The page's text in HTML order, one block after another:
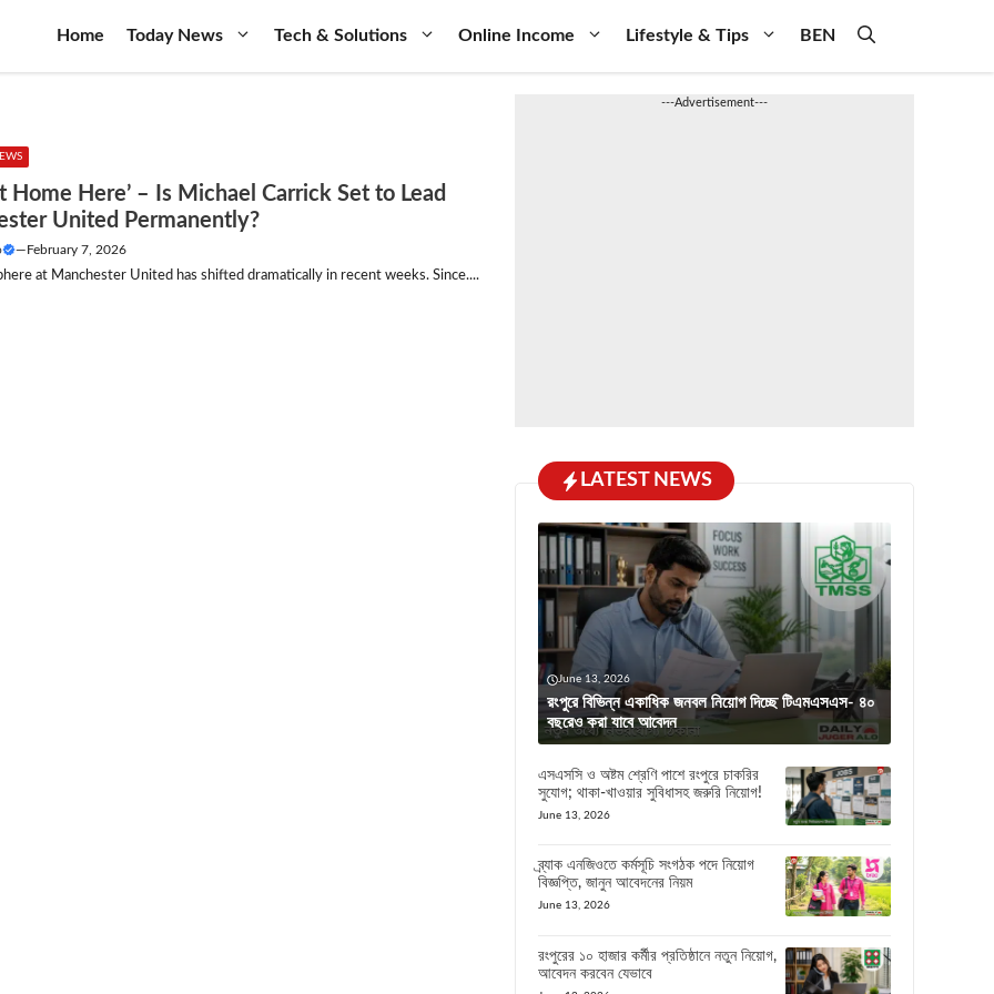
Home Today News Tech & Solutions Online Income Lifestyle & Tips BEN
Home Here’ – Is Michael Carrick Set to Lead
United Permanently?
—February 7, 2026
at Manchester United has shifted dramatically in recent weeks. Since....
---Advertisement---
LATEST NEWS
June 13, 2026
রংপুরে বিভিন্ন একাধিক জনবল নিয়োগ দিচ্ছে টিএমএসএস- ৪০
বছরেও করা যাবে আবেদন
এসএসসি ও অষ্টম শ্রেণি পাশে রংপুরে চাকরির
সুযোগ; থাকা-খাওয়ার সুবিধাসহ জরুরি নিয়োগ!
June 13, 2026
ব্র্যাক এনজিওতে কর্মসূচি সংগঠক পদে নিয়োগ
বিজ্ঞপ্তি, জানুন আবেদনের নিয়ম
June 13, 2026
রংপুরের ১০ হাজার কর্মীর প্রতিষ্ঠানে নতুন নিয়োগ,
আবেদন করবেন যেভাবে